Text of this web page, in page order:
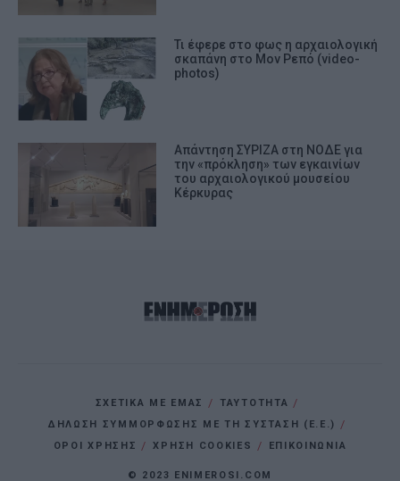
Τι έφερε στο φως η αρχαιολογική
σκαπάνη στο Μον Ρεπό (video-
photos)
Απάντηση ΣΥΡΙΖΑ στη ΝΟΔΕ για
την «πρόκληση» των εγκαινίων
του αρχαιολογικού μουσείου
Κέρκυρας
ΣΧΕΤΙΚΑ ΜΕ ΕΜΑΣ
ΤΑΥΤΟΤΗΤΑ
ΔΗΛΩΣΗ ΣΥΜΜΟΡΦΩΣΗΣ ΜΕ ΤΗ ΣΥΣΤΑΣΗ (Ε.Ε.)
ΌΡΟΙ ΧΡΗΣΗΣ
ΧΡΗΣΗ COOKIES ΕΠΙΚΟΙΝΩΝΙΑ
© 2023 ENIMEROSI.COM